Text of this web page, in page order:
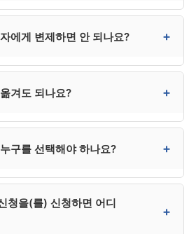
기각 사유입니다. 사유를 보완해
에게 변제하면 안 되나요? +
는 모든 채권자에 대한 변제를
겨도 되나요? +
될 수도 있습니다. 가족에게
구를 선택해야 하나요? +
거나 복잡한 사건은 변호사가
비용이 낮지만 법정 대리권에
청을(를) 신청하면 어디
+